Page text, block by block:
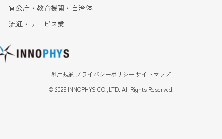
- 官公庁・教育機関・自治体
- 流通・サービス業
利用規約 プライバシーポリシーサイトマップ
© 2025 INNOPHYS CO.,LTD. All Rights Reserved.